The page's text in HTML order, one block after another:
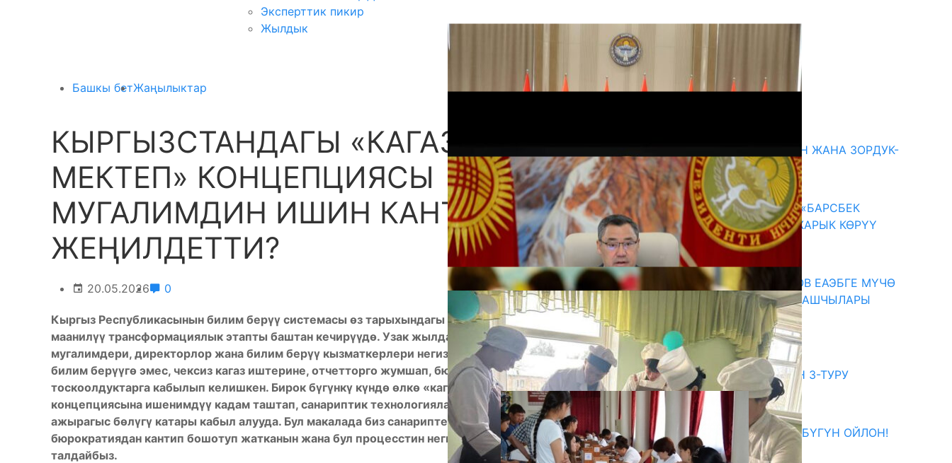
Эксперттик пикир
Жылдык
Башкы бетЖаңылыктар
КЫРГЫЗСТАНДАГЫ «КАГАЗСЫЗ
МЕКТЕП» КОНЦЕПЦИЯСЫ
МУГАЛИМДИН ИШИН КАНТИП
ЖЕҢИЛДЕТТИ?
20.05.2026 0
Кыргыз Республикасынын билим берүү системасы өз тарыхындагы эң масштабдуу жана
маанилүү трансформациялык этапты баштан кечирүүдө. Узак жылдар бою мектеп
мугалимдери, директорлор жана билим берүү кызматкерлери негизги көңүлүн окуучуларга
билим берүүгө эмес, чексиз кагаз иштерине, отчетторго жумшап, бюрократиялык
тоскоолдуктарга кабылып келишкен. Бирок бүгүнкү күндө өлкө «кагазсыз мектеп»
концепциясына ишенимдүү кадам таштап, санариптик технологияларды билим берүүнүн
ажырагыс бөлүгү катары кабыл алууда. Бул макалада биз санариптештирүү мугалимдерди
бюрократиядан кантип бошотуп жатканын жана бул процесстин негизги багыттарын кеңири
талдайбыз.
ГЕНДЕРДИК БАСМЫРЛООДОН ЖАНА ЗОРДУК-
ЗОМБУЛУКТАН КОРГОО
07.08.2026
КЫРГЫЗ ТАРЫХЫ ТАСМАДА: «БАРСБЕК
КАГАН» КӨРКӨМ ТАСМАСЫ ЖАРЫК КӨРҮҮ
АЛДЫНДА
07.08.2026
ПРЕЗИДЕНТ САДЫР ЖАПАРОВ ЕАЭБГЕ МҮЧӨ
МАМЛЕКЕТТЕРДИН ӨКМӨТ БАШЧЫЛАРЫ
МЕНЕН ЖОЛУГУШТУ
07.08.2026
Абитуриент
ЖОЖДОРГО КАБЫЛ АЛУУНУН 3-ТУРУ
БАШТАЛДЫ
27.07.2026
ӨЗҮҢДҮН КЕЛЕЧЕГИҢ ҮЧҮН БҮГҮН ОЙЛОН!
20.07.2026